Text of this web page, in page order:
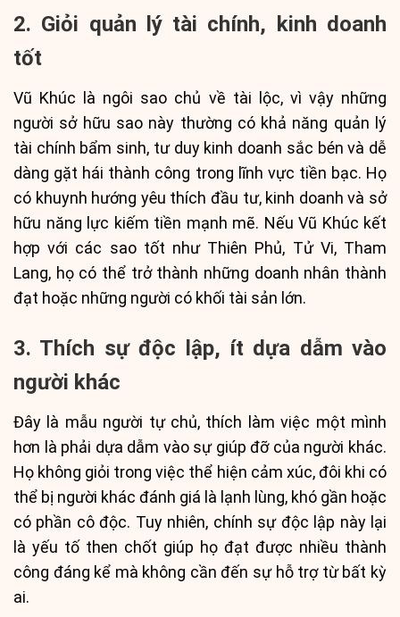
2. Giỏi quản lý tài chính, kinh doanh
tốt
Vũ Khúc là ngôi sao chủ về tài lộc, vì vậy những
người sở hữu sao này thường có khả năng quản lý
tài chính bẩm sinh, tư duy kinh doanh sắc bén và dễ
dàng gặt hái thành công trong lĩnh vực tiền bạc. Họ
có khuynh hướng yêu thích đầu tư, kinh doanh và sở
hữu năng lực kiếm tiền mạnh mẽ. Nếu Vũ Khúc kết
hợp với các sao tốt như Thiên Phủ, Tử Vi, Tham
Lang, họ có thể trở thành những doanh nhân thành
đạt hoặc những người có khối tài sản lớn.
3. Thích sự độc lập, ít dựa dẫm vào
người khác
Đây là mẫu người tự chủ, thích làm việc một mình
hơn là phải dựa dẫm vào sự giúp đỡ của người khác.
Họ không giỏi trong việc thể hiện cảm xúc, đôi khi có
thể bị người khác đánh giá là lạnh lùng, khó gần hoặc
có phần cô độc. Tuy nhiên, chính sự độc lập này lại
là yếu tố then chốt giúp họ đạt được nhiều thành
công đáng kể mà không cần đến sự hỗ trợ từ bất kỳ
ai.